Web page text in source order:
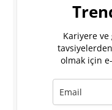
Kariyere
olmak için